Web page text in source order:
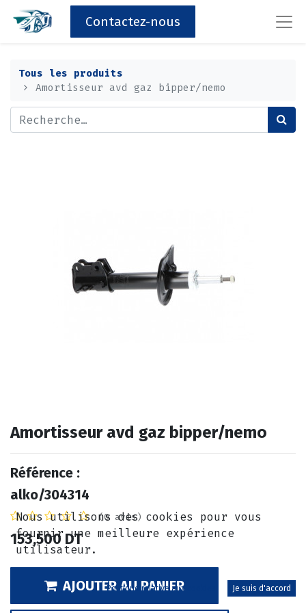
Contactez-nous
Tous les produits
Amortisseur avd gaz bipper/nemo
Amortisseur avd gaz bipper/nemo
Référence :
alko/304314
(0 avis)
153,500 DT
AJOUTER AU PANIER
Nous utilisons des cookies pour vous
fournir une meilleure expérience
utilisateur.
Politique relative aux cookies Je suis d'accord